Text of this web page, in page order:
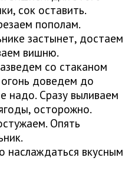
сок оставить.
пополам.
застынет, достаем
вишню.
со стаканом
доведем до
надо. Сразу выливаем
осторожно.
Опять
наслаждаться вкусным